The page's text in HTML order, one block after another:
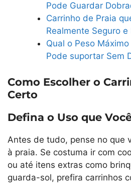
Pode Guardar
Carrinho de Praia
Realmente Seguro e
Qual o Peso
Pode suportar Sem
Como Escolher o
Certo
Defina o Uso que
Antes de tudo, pense no que
à praia. Se costuma ir com
ou até itens extras como
guarda-sol, prefira carrinhos